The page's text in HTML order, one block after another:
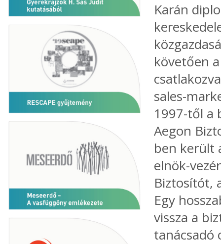
Karán
követően
sales-
1997-től a
Aegon
ben került
elnök-
Biztosítót,
Egy
vissza a
tanácsadó